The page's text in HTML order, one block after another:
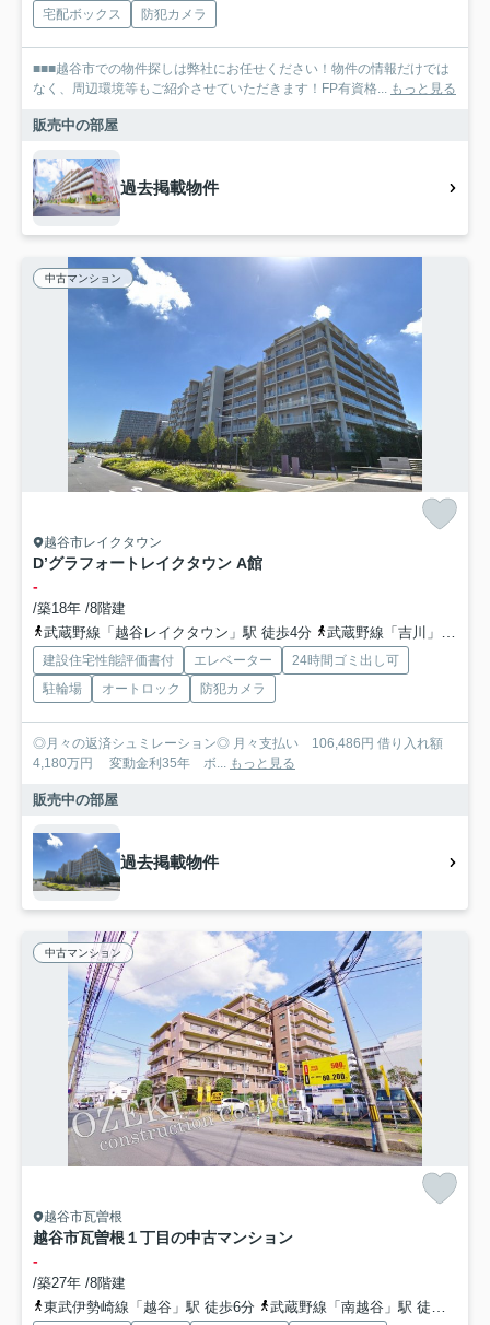
宅配ボックス 防犯カメラ
■■■越谷市での物件探しは弊社にお任せください！物件の情報だけでは
なく、周辺環境等もご紹介させていただきます！FP有資格...
もっと見る
販売中の部屋
過去掲載物件
中古マンション
越谷市レイクタウン
D’グラフォートレイクタウン A館
-
/築18年 /8階建
武蔵野線「越谷レイクタウン」駅 徒歩4分
武蔵野線「吉川」駅 徒歩34分
建設住宅性能評価書付 エレベーター
24時間ゴミ出し可
駐輪場
オートロック 防犯カメラ
◎月々の返済シュミレーション◎ 月々支払い 106,486円 借り入れ額
4,180万円 変動金利35年 ボ...
もっと見る
販売中の部屋
過去掲載物件
中古マンション
越谷市瓦曽根
越谷市瓦曽根１丁目の中古マンション
-
/築27年 /8階建
東武伊勢崎線「越谷」駅 徒歩6分
武蔵野線「南越谷」駅 徒歩13分